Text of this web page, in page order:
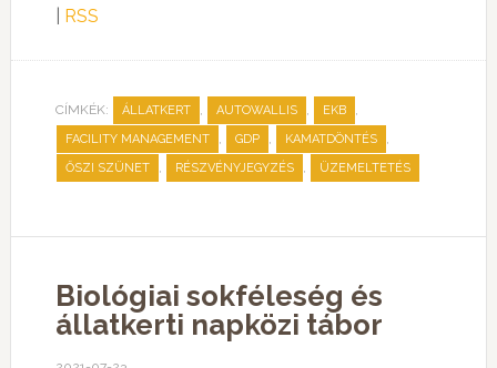
RSS
CÍMKÉK: ÁLLATKERT , AUTOWALLIS , EKB ,
FACILITY MANAGEMENT , GDP , KAMATDÖNTÉS ,
ŐSZI SZÜNET , RÉSZVÉNYJEGYZÉS , ÜZEMELTETÉS
Biológiai sokféleség és
állatkerti napközi tábor